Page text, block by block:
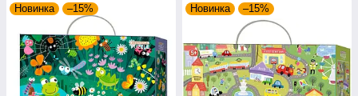
Новинка –15% Новинка –15%